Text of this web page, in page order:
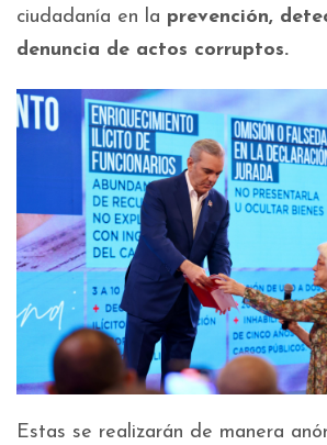
ciudadanía en la prevención,
denuncia de actos corruptos.
Estas se realizarán de manera